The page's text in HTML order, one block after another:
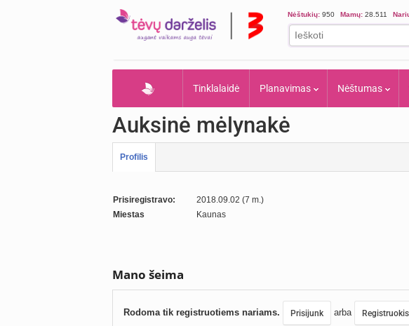
Nėštukių: 950 Mamų: 28.511
Tinklalaidė Planavimas Nėštumas
Auksinė mėlynakė
Profilis
Prisiregistravo:
2018.09.02 (7 m.)
Miestas
Kaunas
Mano šeima
Rodoma tik registruotiems nariams. Prisijunk arba Registruokis